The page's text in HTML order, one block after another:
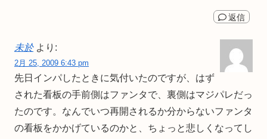
返信
未於 より:
2月 25, 2009 6:43 pm
先日インパしたときに気付いたのですが、はず
された看板の手前側はファンタで、裏側はマジパレだっ
たのです。なんでいつ再開されるか分からないファンタ
の看板をかかげているのかと、ちょっと悲しくなってし